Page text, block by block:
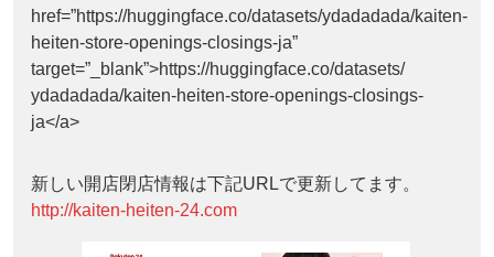
href=”https://huggingface.co/datasets/ydadadada/kaiten-
heiten-store-openings-closings-ja”
target=”_blank”>https://huggingface.co/datasets/
ydadadada/kaiten-heiten-store-openings-closings-
ja</a>
新しい開店閉店情報は下記URLで更新してます。
http://kaiten-heiten-24.com